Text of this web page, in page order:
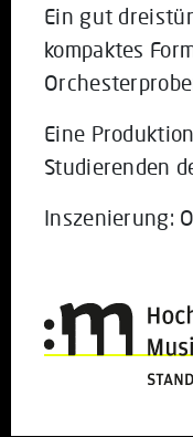
Ein gut
kompaktes
Eine
Studierenden
Inszenierung: